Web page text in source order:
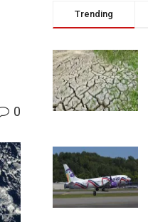
0
Trending